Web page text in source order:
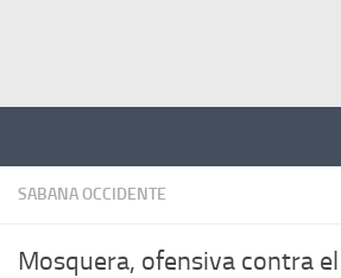
SABANA OCCIDENTE
Mosquera, ofensiva contra